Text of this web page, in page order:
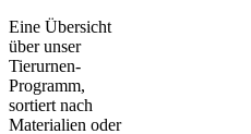
Eine Übersicht
über unser
Tierurnen-
Programm,
sortiert nach
Materialien oder